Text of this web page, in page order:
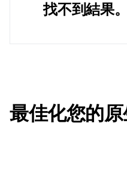
找不到結果。
最佳化您的